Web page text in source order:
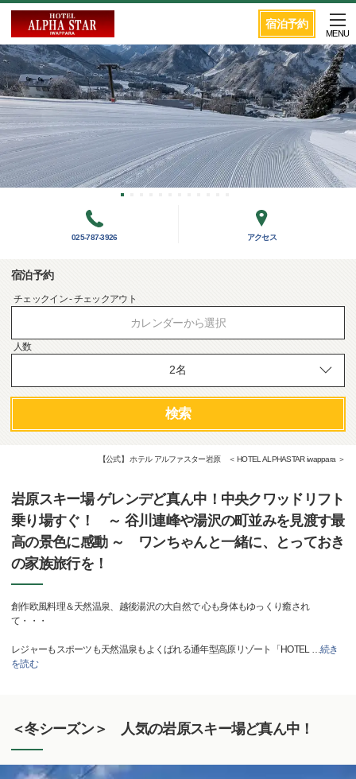
宿泊予約
MENU
025-787-3926 アクセス
宿泊予約
チェックイン - チェックアウト
カレンダーから選択
人数
検索
【公式】 ホテル アルファスター岩原 ＜ HOTEL ALPHASTAR iwappara ＞
岩原スキー場 ゲレンデど真ん中！中央クワッドリフト
乗り場すぐ！ ～ 谷川連峰や湯沢の町並みを見渡す最
高の景色に感動 ～ ワンちゃんと一緒に、とっておき
の家族旅行を！
創作欧風料理＆天然温泉、越後湯沢の大自然で 心も身体もゆっくり癒され
て・・・
レジャーもスポーツも天然温泉もよくばれる通年型高原リゾート「HOTEL …続き
を読む
＜冬シーズン＞ 人気の岩原スキー場ど真ん中！